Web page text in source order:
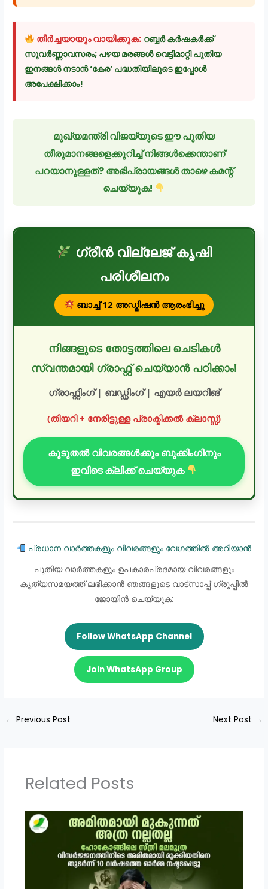
തീർച്ചയായും വായിക്കുക: റബ്ബർ കർഷകർക്ക്
സുവർണ്ണാവസരം; പഴയ മരങ്ങൾ വെട്ടിമാറ്റി പുതിയ
ഇനങ്ങൾ നടാൻ ‘കേര’ പദ്ധതിയിലൂടെ ഇപ്പോൾ
അപേക്ഷിക്കാം!
മുഖ്യമന്ത്രി വിജയ്‌യുടെ ഈ പുതിയ
തീരുമാനങ്ങളെക്കുറിച്ച് നിങ്ങൾക്കെന്താണ്
പറയാനുള്ളത്? അഭിപ്രായങ്ങൾ താഴെ കമന്റ്
ചെയ്യുക!
ഗ്രീൻ വില്ലേജ് കൃഷി
പരിശീലനം
ബാച്ച് 12 അഡ്മിഷൻ ആരംഭിച്ചു
നിങ്ങളുടെ തോട്ടത്തിലെ ചെടികൾ
സ്വന്തമായി ഗ്രാഫ്റ്റ് ചെയ്യാൻ പഠിക്കാം!
ഗ്രാഫ്റ്റിംഗ് | ബഡ്ഡിംഗ് | എയർ ലയറിങ്
(തിയറി + നേരിട്ടുള്ള പ്രാക്ടിക്കൽ ക്ലാസ്സ്)
കൂടുതൽ വിവരങ്ങൾക്കും ബുക്കിംഗിനും
ഇവിടെ ക്ലിക്ക് ചെയ്യുക
പ്രധാന വാർത്തകളും വിവരങ്ങളും വേഗത്തിൽ അറിയാൻ
പുതിയ വാർത്തകളും ഉപകാരപ്രദമായ വിവരങ്ങളും
കൃത്യസമയത്ത് ലഭിക്കാൻ ഞങ്ങളുടെ വാട്സാപ്പ് ഗ്രൂപ്പിൽ
ജോയിൻ ചെയ്യുക:
Follow WhatsApp Channel
Join WhatsApp Group
← Previous Post Next Post →
Related Posts